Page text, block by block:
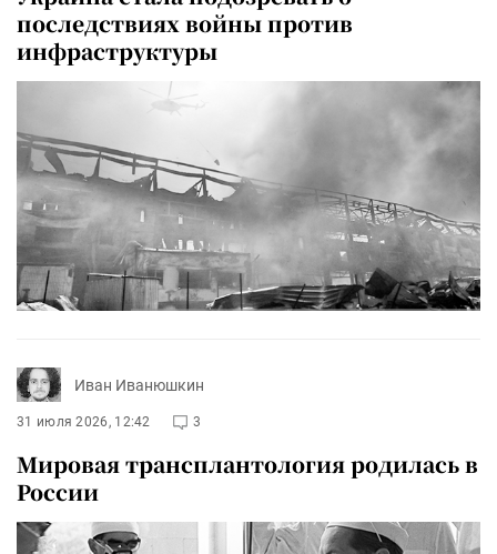
последствиях войны против
инфраструктуры
Иван Иванюшкин
31 июля 2026, 12:42 3
Мировая трансплантология родилась в
России